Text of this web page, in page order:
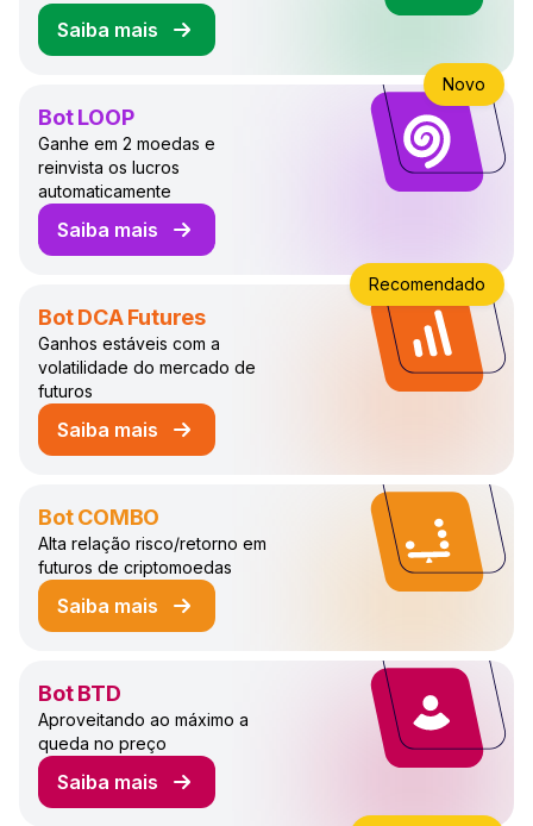
Saiba mais
sobre o Bot DCA de Negociação
Bot LOOP
Ganhe em 2 moedas e
reinvista os lucros
automaticamente
Saiba mais
sobre o Bot LOOP de Negociação
Novo
Bot DCA Futures
Ganhos estáveis com a
volatilidade do mercado de
futuros
Saiba mais
sobre o Bot DCA Futures de Negociação
Recomendado
Bot COMBO
Alta relação risco/retorno em
futuros de criptomoedas
Saiba mais
sobre o Bot COMBO de Negociação
Bot BTD
Aproveitando ao máximo a
queda no preço
Saiba mais
sobre o Bot BTD de Negociação